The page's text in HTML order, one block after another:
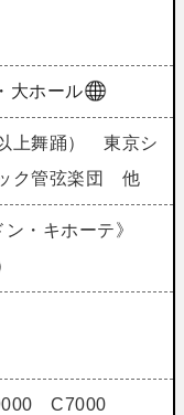
大ホール
上舞踊） 東京シ
ク管弦楽団 他
・キホーテ》
C7000